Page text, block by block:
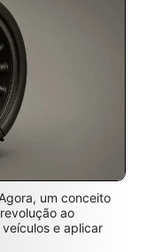
um conceito
ao
e aplicar